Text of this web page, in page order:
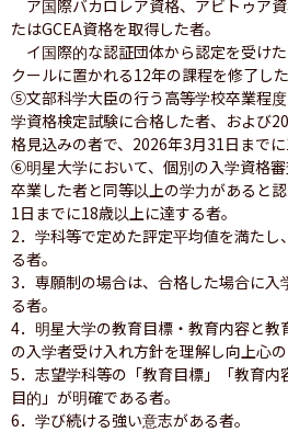
ア国際バカロレア資格、アビトゥア
たはGCEA資格を取得した者。
イ国際的な認証団体から認定を受け
クールに置かれる12年の課程を修了した
⑤文部科学大臣の行う高等学校卒業程
学資格検定試験に合格した者、および
格見込みの者で、2026年3月31日までに
⑥明星大学において、個別の入学資格
卒業した者と同等以上の学力があると
1日までに18歳以上に達する者。
2．学科等で定めた評定平均値を満たし
る者。
3．専願制の場合は、合格した場合に入
る者。
4．明星大学の教育目標・教育内容と教
の入学者受け入れ方針を理解し向上心の
5．志望学科等の「教育目標」「教育内
目的」が明確である者。
6．学び続ける強い意志がある者。